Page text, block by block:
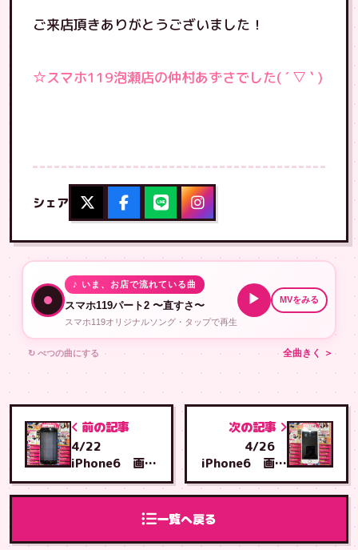
ご来店頂きありがとうございました！
☆スマホ119泡瀬店の仲村あずさでした( ´ ▽ ` )
シェア
♪ いま、お店で流れている曲
スマホ119パート2 〜直すさ〜
スマホ119オリジナルソング・タップで再生
▶ MVをみる
↻ べつの曲にする 全曲きく ＞
前の記事
4/22
iPhone6 画面
交換 うるま市
から 石川店へ
一覧へ戻る
次の記事
4/26
iPhone6 画面
交換 石川店へ
ご来店♪